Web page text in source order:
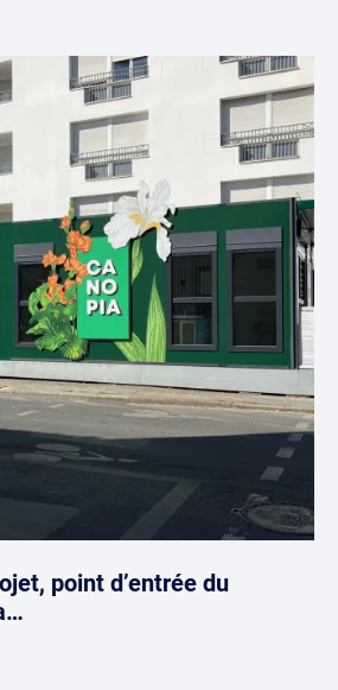
point d’entrée du